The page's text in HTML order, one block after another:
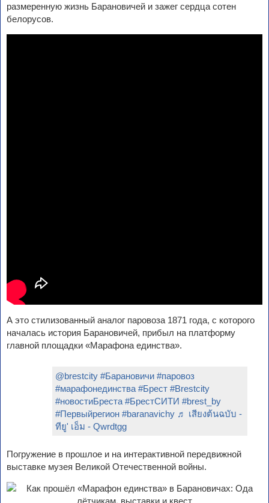
размеренную жизнь Барановичей и зажег сердца сотен
белорусов.
А это стилизованный аналог паровоза 1871 года, с которого
началась история Барановичей, прибыл на платформу
главной площадки «Марафона единства».
@brestcity #Барановичи #паровоз
#марафонединства #Брест #Brestcity
#новостиБреста #БрестСИТИ #brest_by
#Первыйрегион #baranavichy ♬ เสียงต้นฉบับ -
ทียู' เอ็ม - Qwrdtgg
Погружение в прошлое и на интерактивной передвижной
выставке музея Великой Отечественной войны.